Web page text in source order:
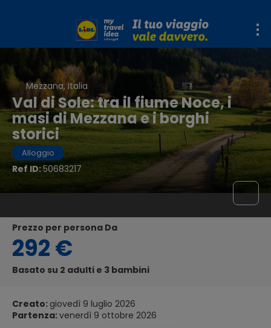
Mezzana, Italia
Val di Sole: tra il fiume Noce, i
masi di Mezzana e i borghi
storici
Alloggio
Ref ID:50683217
Prezzo per persona Da
292 €
Basato su 2 adulti e 3 bambini
Creato: giovedì 9 luglio 2026
Partenza:venerdì 9 ottobre 2026